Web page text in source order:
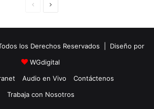
i
n
a
u
i
e
los Derechos Reservados | Diseño por
WGdigital
Audio en Vivo
Contáctenos
Trabaja con Nosotros